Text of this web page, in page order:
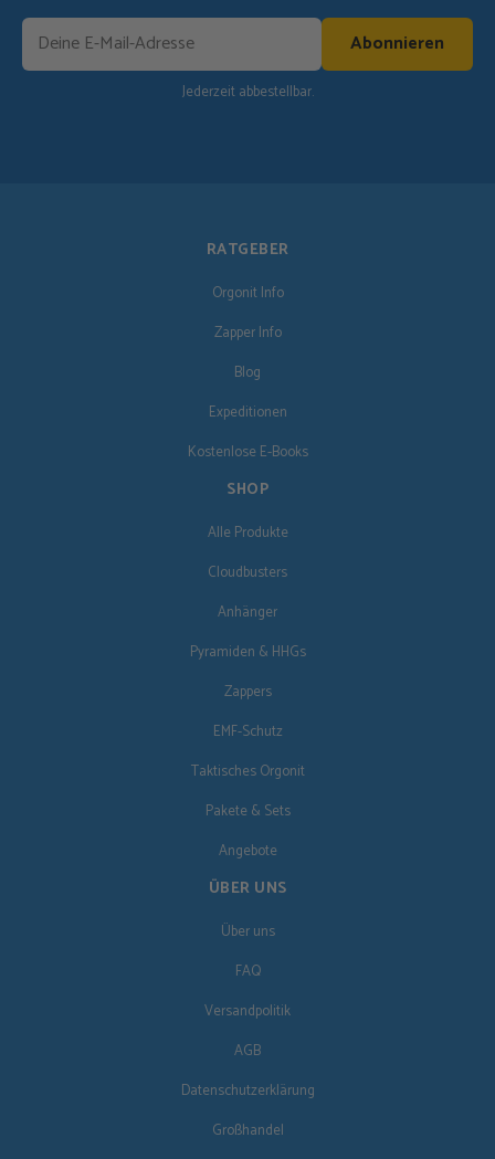
Abonnieren
Jederzeit abbestellbar.
RATGEBER
Orgonit Info
Zapper Info
Blog
Expeditionen
Kostenlose E-Books
SHOP
Alle Produkte
Cloudbusters
Anhänger
Pyramiden & HHGs
Zappers
EMF-Schutz
Taktisches Orgonit
Pakete & Sets
Angebote
ÜBER UNS
Über uns
FAQ
Versandpolitik
AGB
Datenschutzerklärung
Großhandel